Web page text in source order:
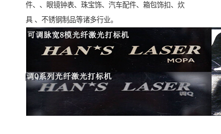
件、、眼镜钟表、珠宝饰、汽车配件、箱包饰扣、炊
具 、不锈钢制品等诸多行业。